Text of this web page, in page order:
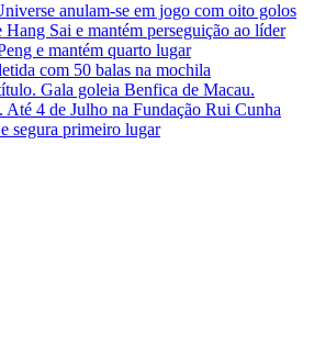
anulam-se em jogo com oito golos
Sai e mantém perseguição ao líder
e mantém quarto lugar
com 50 balas na mochila
Gala goleia Benfica de Macau.
Até 4 de Julho na Fundação Rui Cunha
segura primeiro lugar